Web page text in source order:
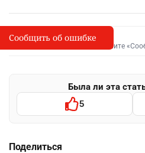
I
Сообщить об опечатке
Выделите фрагмент и нажмите
Была ли эта
5
Поделиться
Сообщить об ошибке